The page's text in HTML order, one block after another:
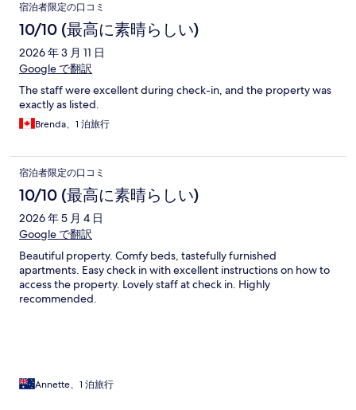
宿泊者限定の口コミ
10/10 (最高に素晴らしい)
2026 年 3 月 11 日
Google で翻訳
The staff were excellent during check-in, and the property was
exactly as listed.
Brenda、1 泊旅行
宿泊者限定の口コミ
10/10 (最高に素晴らしい)
2026 年 5 月 4 日
Google で翻訳
Beautiful property. Comfy beds, tastefully furnished
apartments. Easy check in with excellent instructions on how to
access the property. Lovely staff at check in. Highly
recommended.
Annette、1 泊旅行